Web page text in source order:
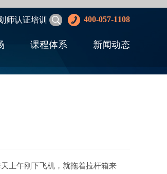
课程体系 新闻动态
师认证培训 400-057-1108
上午刚下飞机，就拖着拉杆箱来